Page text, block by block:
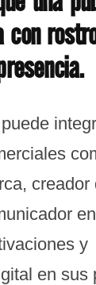
con
creador
y
en sus